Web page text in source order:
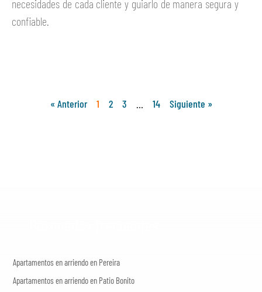
necesidades de cada cliente y guiarlo de manera segura y
confiable.
« Anterior 1 2 3 14 Siguiente »
Apartamentos en arriendo en Pereira
Apartamentos en arriendo en Patio Bonito